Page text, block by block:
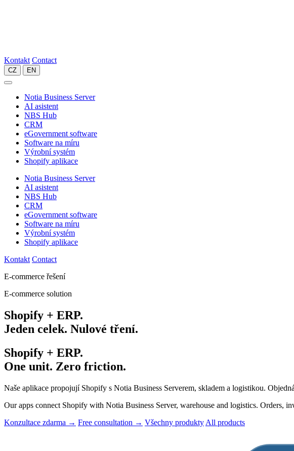
Kontakt Contact
CZ EN
Notia Business Server
AI asistent
NBS Hub
CRM
eGovernment software
Software na míru
Výrobní systém
Shopify aplikace
Notia Business Server
AI asistent
NBS Hub
CRM
eGovernment software
Software na míru
Výrobní systém
Shopify aplikace
Kontakt Contact
E-commerce řešení
E-commerce solution
Shopify + ERP.
Jeden celek. Nulové tření.
Shopify + ERP.
One unit. Zero friction.
Naše aplikace propojují Shopify s Notia Business Serverem, skladem a logistikou.
Our apps connect Shopify with Notia Business Server, warehouse and logistics. Orders,
Konzultace zdarma → Free consultation → Všechny produkty All products